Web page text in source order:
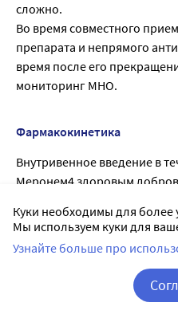
сложно.
Во время совместного
препарата и непрямого
время после его
мониторинг МНО.
Фармакокинетика
Внутривенное введение в
Меронем4 здоровым
примерно 11 мкг/мл для
500 мг и 49 мкг/мл для дозы 1
Однако, в отношении
(Сmах) и площади под
«концентрация-время»
Куки необходимы для более
Мы используем куки для
Узнайте больше про